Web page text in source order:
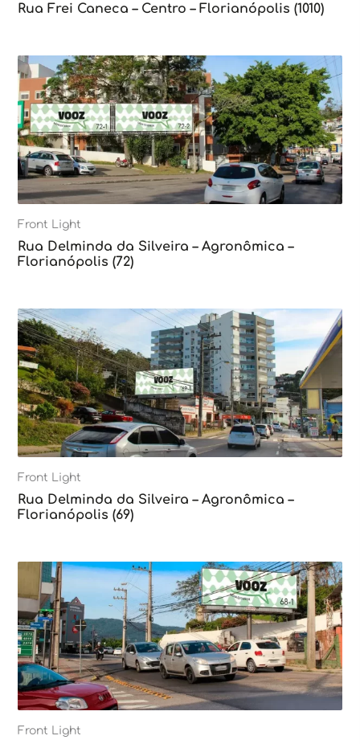
Rua Frei Caneca – Centro – Florianópolis (1010)
Front Light
Rua Delminda da Silveira – Agronômica –
Florianópolis (72)
Front Light
Rua Delminda da Silveira – Agronômica –
Florianópolis (69)
Front Light